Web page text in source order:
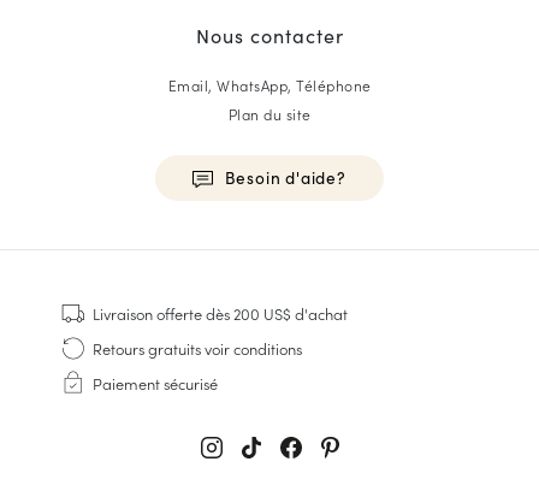
Nous contacter
Email, WhatsApp, Téléphone
Plan du site
Besoin d'aide?
Baskets
Cousu Goodyear
Derbies & Richelieu
Richelieus Homme
Sandales & Espadrilles
Livraison offertedès 200 US$ d'achat
Retours gratuitsvoir conditions
Paiement sécurisé